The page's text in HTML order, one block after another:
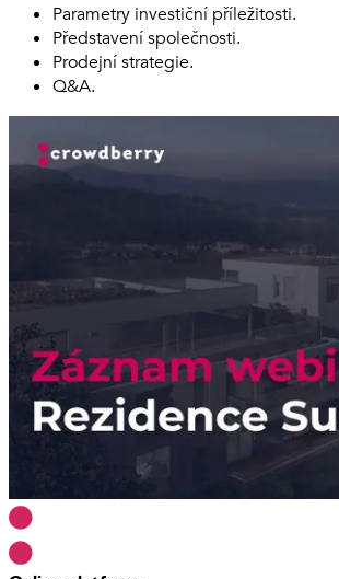
Parametry investiční příležitosti.
Představení společnosti.
Prodejní strategie.
Q&A.